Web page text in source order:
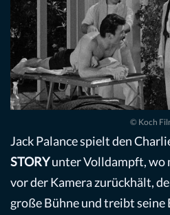
© Koch
Jack Palance spielt den
STORYunter Volldampft, wo
vor der Kamera zurückhält,
große Bühne und treibt seine